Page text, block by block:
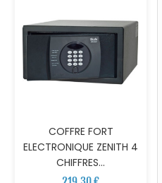
COFFRE FORT
ELECTRONIQUE ZENITH 4
CHIFFRES...